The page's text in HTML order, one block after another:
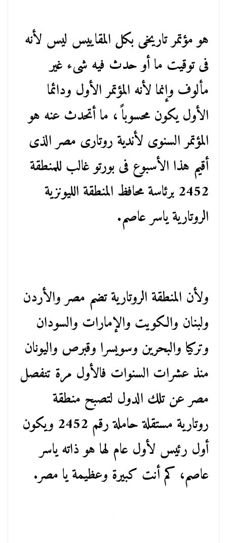
هو مؤتمر تاريخى بكل المقاييس ليس لأنه
فى توقيت ما أو حدث فيه شىء غير
مألوف وإنما لأنه المؤتمر الأول ودائما
الأول يكون محسوباً ، ما أتحدث عنه هو
المؤتمر السنوى لأندية روتارى مصر الذى
أقيم هذا الأسبوع فى بورتو غالب للمنطقة
2452 برئاسة محافظ المنطقة الليونزية
الروتارية ياسر عاصم.
ولأن المنطقة الروتارية تضم مصر والأردن
ولبنان والكويت والإمارات والسودان
وتركيا والبحرين وسويسرا وقبرص واليونان
منذ عشرات السنوات فالأول مرة تنفصل
مصر عن تلك الدول لتصبح منطقة
روتارية مستقلة حاملة رقم 2452 ويكون
أول رئيس لأول عام لها هو ذاته ياسر
عاصم، كم أنت كبيرة وعظيمة يا مصر.